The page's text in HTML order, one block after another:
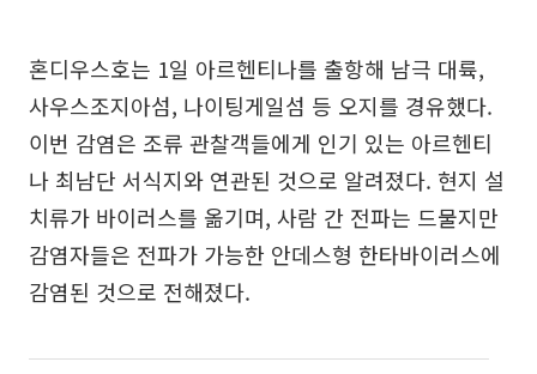
혼디우스호는 1일 아르헨티나를 출항해 남극 대륙,
사우스조지아섬, 나이팅게일섬 등 오지를 경유했다.
이번 감염은 조류 관찰객들에게 인기 있는 아르헨티
나 최남단 서식지와 연관된 것으로 알려졌다. 현지 설
치류가 바이러스를 옮기며, 사람 간 전파는 드물지만
감염자들은 전파가 가능한 안데스형 한타바이러스에
감염된 것으로 전해졌다.